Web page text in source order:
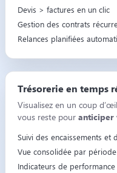
Devis > factures en un clic
Gestion des contrats
Relances planifiées
Trésorerie en temps
Visualisez en un coup
vous reste pour anticiper
Suivi des encaissements et
Vue consolidée par période
Indicateurs de performance